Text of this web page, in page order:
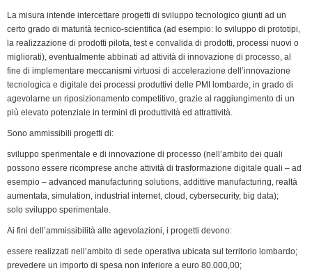
La misura intende intercettare progetti di sviluppo tecnologico giunti ad un
certo grado di maturità tecnico-scientifica (ad esempio: lo sviluppo di prototipi,
la realizzazione di prodotti pilota, test e convalida di prodotti, processi nuovi o
migliorati), eventualmente abbinati ad attività di innovazione di processo, al
fine di implementare meccanismi virtuosi di accelerazione dell’innovazione
tecnologica e digitale dei processi produttivi delle PMI lombarde, in grado di
agevolarne un riposizionamento competitivo, grazie al raggiungimento di un
più elevato potenziale in termini di produttività ed attrattività.
Sono ammissibili progetti di:
sviluppo sperimentale e di innovazione di processo (nell’ambito dei quali
possono essere ricomprese anche attività di trasformazione digitale quali – ad
esempio – advanced manufacturing solutions, addittive manufacturing, realtà
aumentata, simulation, industrial internet, cloud, cybersecurity, big data);
solo sviluppo sperimentale.
Ai fini dell’ammissibilità alle agevolazioni, i progetti devono:
essere realizzati nell’ambito di sede operativa ubicata sul territorio lombardo;
prevedere un importo di spesa non inferiore a euro 80.000,00;